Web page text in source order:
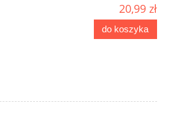
20,99 zł
do koszyka